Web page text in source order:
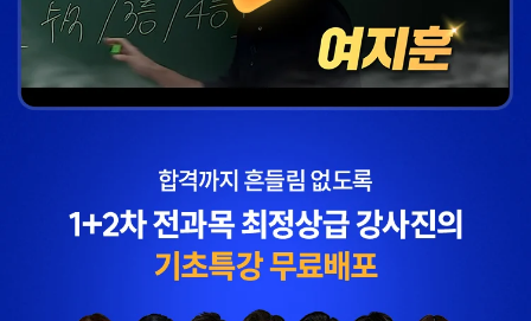
합격생 김*현님 합격생 김*훈님
더 빨리 합격하지
않았을까 생각하고,
주변 분들에게도
감정평가사 시작은
해커스에서 하라고
추천합니다.
평가사님의 기출강의와
GS를 통해 넉넉한 실무
점수를 받으며 합격할 수
있었습니다.